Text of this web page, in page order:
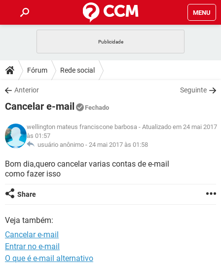
MENU
CELULAR
OUTLOOK
INSTAGRAM
GUIA DE COMPRAS
DICAS
JOGOS
INSTAGRAM
GUIA DE COMPRAS
DOWNLOADS
JOGOS
CELULAR FACEBOOK
OUTLOOK EXCEL
GUIA DE COMPRAS
JOGOS
CELULAR FACEBOOK
OUTLOOK EXCEL
GUIA DE COMPRAS
GLOSSÁRIO
CELULAR
OUTLOOK
GUIA DE COMPRAS
Fórum Rede social
Anterior Seguinte
Cancelar e-mail Fechado
wellington mateus franciscone barbosa - Atualizado em 24 mai 2017
às 01:57
usuário anônimo -24 mai 2017 às 01:58
Bom dia,quero cancelar varias contas de e-mail
como fazer isso
Share
Veja também:
Cancelar e-mail
Entrar no e-mail
O que é e-mail alternativo